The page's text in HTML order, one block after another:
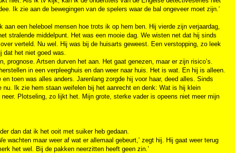
Ik zie aan de bewegingen van de spelers waar de bal ongeveer moet zijn.’
een heleboel mensen hoe trots ik op hem ben. Hij vierde zijn verjaardag,
stralende middelpunt. Het was een mooie dag. We wisten net dat hij sinds
verteld. Nu wel. Hij was bij de huisarts geweest. Een verstopping, zo leek
dat het niet goed was.
prognose. Artsen durven het aan. Het gaat genezen, maar er zijn risico’s.
in een verpleeghuis en dan weer naar huis. Het is wat. En hij is alleen.
toen was alles anders. Jarenlang zorgde hij voor haar, deed alles. Sinds
Ik zie hem staan weifelen bij het aanrecht en denk: Wat is hij klein
Plotseling, zo lijkt het. Mijn grote, sterke vader is opeens niet meer mijn
dan dat ik het ooit met suiker heb gedaan.
wachten maar weer af wat er allemaal gebeurt,’ zegt hij. Hij gaat weer terug
het wel. Bij de pakken neerzitten heeft geen zin.’